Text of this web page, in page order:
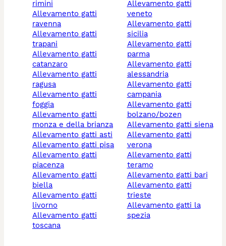
rimini
allevamento gatti
ravenna
allevamento gatti
trapani
allevamento gatti
catanzaro
allevamento gatti
ragusa
allevamento gatti
foggia
allevamento gatti
monza e della brianza
allevamento gatti asti
allevamento gatti pisa
allevamento gatti
piacenza
allevamento gatti
biella
allevamento gatti
livorno
allevamento gatti
toscana
allevamento gatti
veneto
allevamento gatti
sicilia
allevamento gatti
parma
allevamento gatti
alessandria
allevamento gatti
campania
allevamento gatti
bolzano/bozen
allevamento gatti siena
allevamento gatti
verona
allevamento gatti
teramo
allevamento gatti bari
allevamento gatti
trieste
allevamento gatti la
spezia